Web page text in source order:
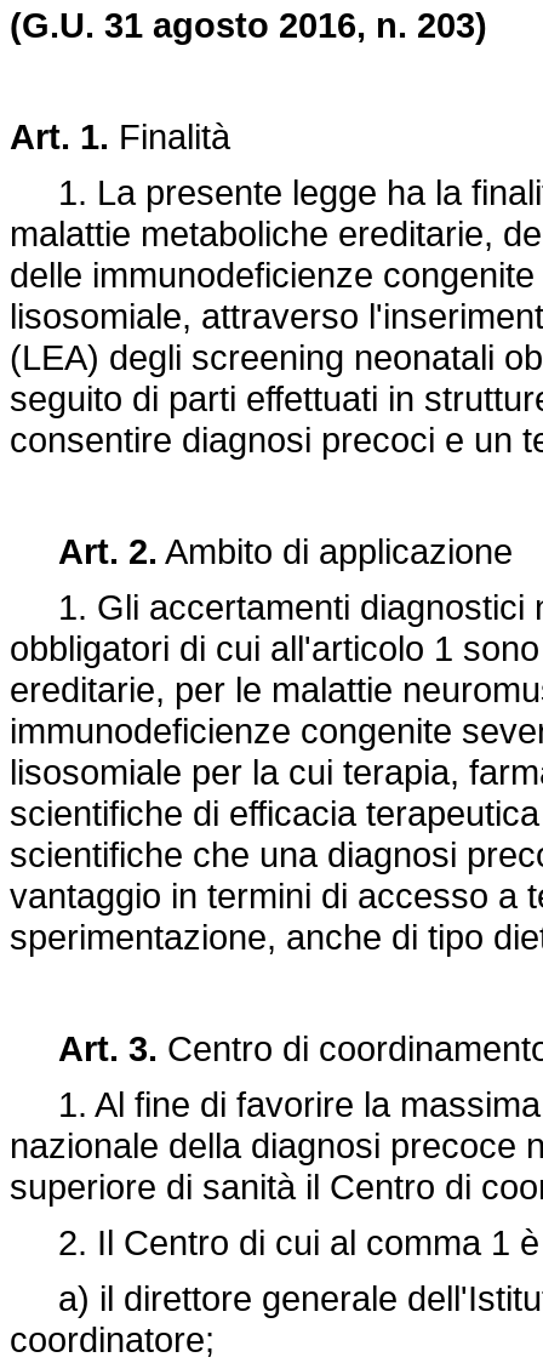
(G.U. 31 agosto 2016, n. 203)
Art. 1. Finalità
1. La presente legge ha la
malattie metaboliche ereditarie,
delle immunodeficienze
lisosomiale, attraverso
(LEA) degli screening neonatali
seguito di parti effettuati in
consentire diagnosi precoci e un
Art. 2. Ambito di applicazione
1. Gli accertamenti diagnostici
obbligatori di cui all'articolo 1
ereditarie, per le malattie
immunodeficienze congenite
lisosomiale per la cui terapia,
scientifiche di efficacia
scientifiche che una diagnosi
vantaggio in termini di accesso a
sperimentazione, anche di tipo
Art. 3. Centro di
1. Al fine di favorire la
nazionale della diagnosi precoce
superiore di sanità il Centro di
2. Il Centro di cui al comma 1
a) il direttore generale
coordinatore;